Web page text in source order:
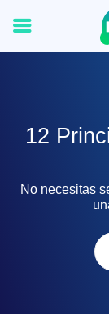
12
No necesitas